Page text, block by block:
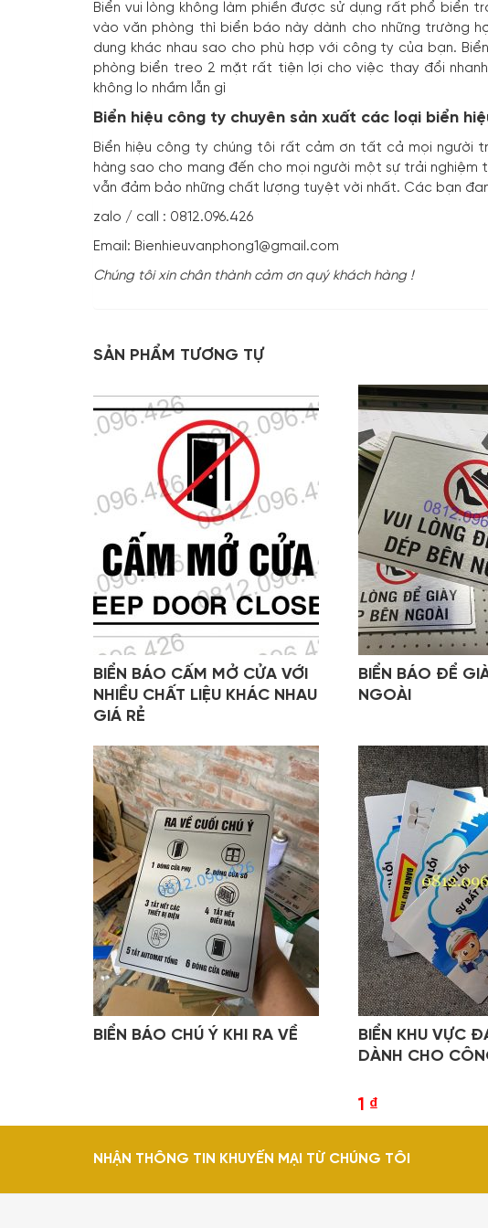
Biển vui lòng không làm phiền được sử dụng rất phổ biển
vào văn phòng thì biển báo này dành cho những trường
dung khác nhau sao cho phù hợp với công ty của bạn.
phòng biển treo 2 mặt rất tiện lợi cho việc thay đổi
không lo nhầm lẫn gì
Biển hiệu công ty chuyên sản xuất các loại biển
Biển hiệu công ty chúng tôi rất cảm ơn tất cả mọi người
hàng sao cho mang đến cho mọi người một sự trải
vẫn đảm bảo những chất lượng tuyệt vời nhất. Các bạn
zalo / call : 0812.096.426
Email: Bienhieuvanphong1@gmail.com
Chúng tôi xin chân thành cảm ơn quý khách hàng !
SẢN PHẨM TƯƠNG TỰ
BIỂN BÁO CẤM MỞ CỬA VỚI
NHIỀU CHẤT LIỆU KHÁC NHAU
GIÁ RẺ
BIỂN BÁO ĐỂ
NGOÀI
BIỂN BÁO CHÚ Ý KHI RA VỀ
BIỂN KHU VỰC
DÀNH CHO
1 ₫
NHẬN THÔNG TIN KHUYẾN MẠI TỪ CHÚNG TÔI